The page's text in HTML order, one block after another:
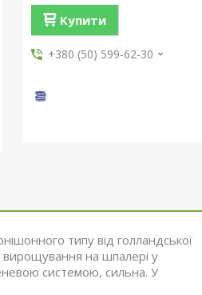
Купити
+380 (50) 599-62-30
типу від голландської
вирощування на шпалері у
системою, сильна. У